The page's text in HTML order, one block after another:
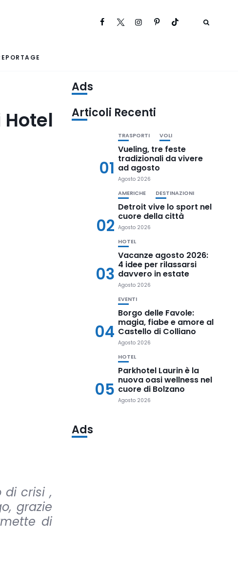
di crisi ,
grazie
di
Ads
Articoli Recenti
01
TRASPORTI VOLI
Vueling, tre feste
tradizionali da vivere
ad agosto
Agosto 2026
02
AMERICHE DESTINAZIONI
Detroit vive lo sport nel
cuore della città
Agosto 2026
03
HOTEL
Vacanze agosto 2026:
4 idee per rilassarsi
davvero in estate
Agosto 2026
04
EVENTI
Borgo delle Favole:
magia, fiabe e amore al
Castello di Colliano
Agosto 2026
05
HOTEL
Parkhotel Laurin è la
nuova oasi wellness nel
cuore di Bolzano
Agosto 2026
Ads